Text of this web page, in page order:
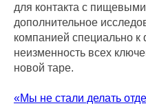
для контакта с
дополнительное
компанией специально
неизменность всех
новой таре.
«Мы не стали делать